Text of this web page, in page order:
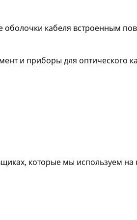
оболочки кабеля встроенным
и приборы для оптического
которые мы используем на